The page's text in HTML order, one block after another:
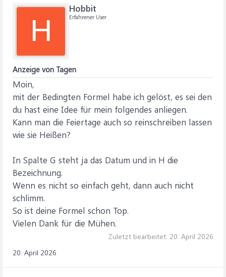
H
Hobbit
Erfahrener User
Anzeige von Tagen
Moin,
mit der Bedingten Formel habe ich gelöst, es sei den
du hast eine Idee für mein folgendes anliegen.
Kann man die Feiertage auch so reinschreiben lassen
wie sie Heißen?
In Spalte G steht ja das Datum und in H die
Bezeichnung.
Wenn es nicht so einfach geht, dann auch nicht
schlimm.
So ist deine Formel schon Top.
Vielen Dank für die Mühen.
Zuletzt bearbeitet: 20. April 2026
20. April 2026